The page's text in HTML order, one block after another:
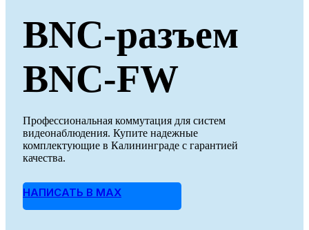
BNC-разъем
BNC-FW
Профессиональная коммутация для систем
видеонаблюдения. Купите надежные
комплектующие в Калининграде с гарантией
качества.
НАПИСАТЬ В MAX